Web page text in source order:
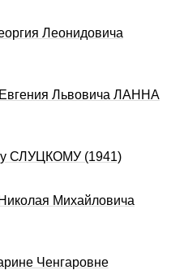
Леонидовича
Львовича ЛАННА
СЛУЦКОМУ (1941)
Михайловича
Ченгаровне